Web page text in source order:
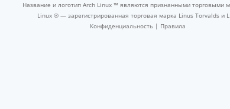
Название и логотип Arch Linux ™ являются признанными торговыми
Linux ® — зарегистрированная торговая марка Linus Torvalds и
Конфиденциальность | Правила